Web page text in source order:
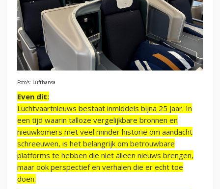
Foto's: Lufthansa
Even dit:
Luchtvaartnieuws bestaat inmiddels bijna 25 jaar. In
een tijd waarin talloze vergelijkbare bronnen en
nieuwkomers met veel minder historie om aandacht
schreeuwen, is het belangrijk om betrouwbare
platforms te hebben die niet alleen nieuws brengen,
maar ook perspectief en verhalen die er echt toe
doen.